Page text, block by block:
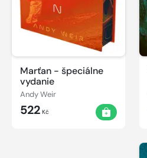
Marťan - špeciálne
vydanie
Andy Weir
522 Kč